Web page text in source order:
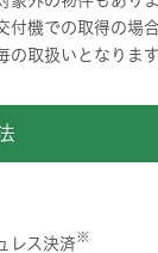
付機での取得の場
の取扱いとなります
レス決済※